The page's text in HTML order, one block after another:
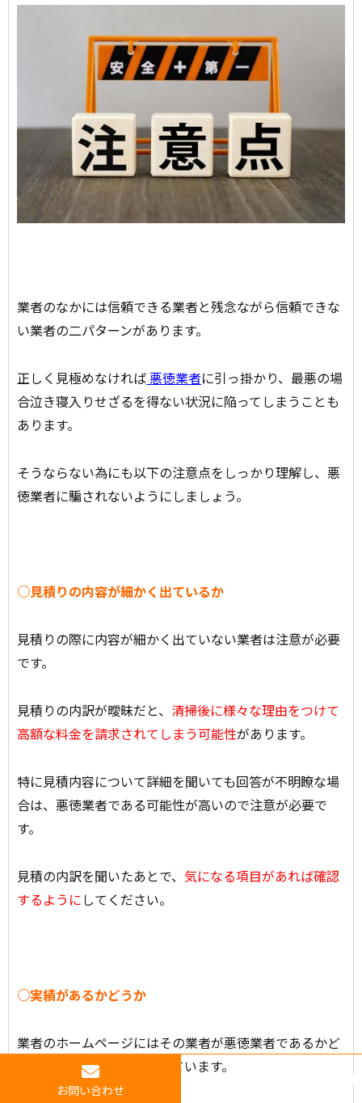
業者のなかには信頼できる業者と残念ながら信頼できな
い業者の二パターンがあります。
正しく見極めなければ悪徳業者に引っ掛かり、最悪の場
合泣き寝入りせざるを得ない状況に陥ってしまうことも
あります。
そうならない為にも以下の注意点をしっかり理解し、悪
徳業者に騙されないようにしましょう。
○見積りの内容が細かく出ているか
見積りの際に内容が細かく出ていない業者は注意が必要
です。
見積りの内訳が曖昧だと、 清掃後に様々な理由をつけて
高額な料金を請求されてしまう可能性があります。
特に見積内容について詳細を聞いても回答が不明瞭な場
合は、悪徳業者である可能性が高いので注意が必要で
す。
見積の内訳を聞いたあとで、 気になる項目があれば確認
するようにしてください。
○実績があるかどうか
業者のホームページにはその業者が悪徳業者であるかど
うかを判断する材料が揃っています。
お問い合わせ